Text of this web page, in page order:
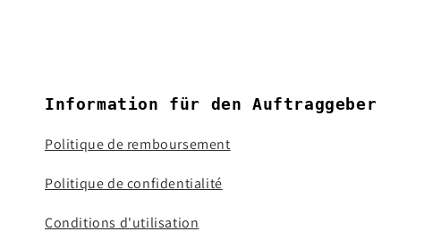
Information für den Auftraggeber
Politique de remboursement
Politique de confidentialité
Conditions d'utilisation